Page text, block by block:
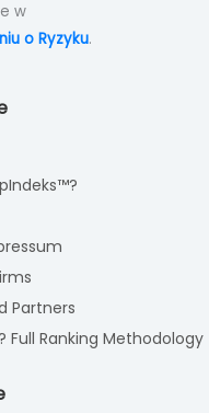
w
o Ryzyku.
Partners
Full Ranking Methodology